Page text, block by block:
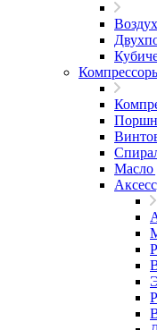
Масло